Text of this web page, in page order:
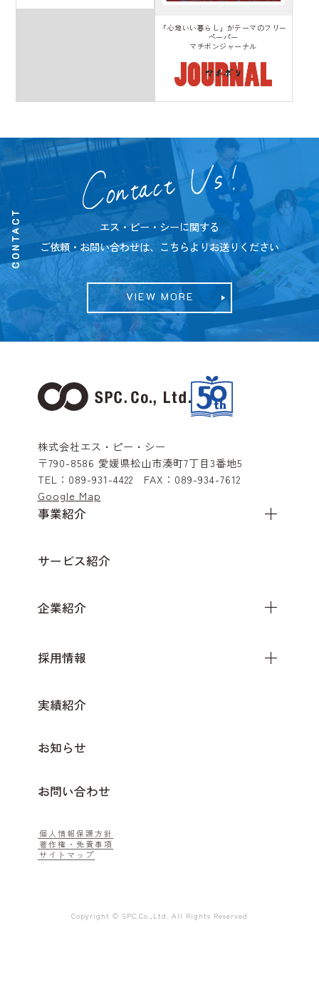
「心地いい暮らし」がテーマのフリー
ペーパー
マチボンジャーナル
CONTACT
エス・ピー・シーに関する
ご依頼・お問い合わせは、こちらよりお送りください
VIEW MORE
株式会社エス・ピー・シー
〒790-8586 愛媛県松山市湊町7丁目3番地5
TEL： 089-931-4422 FAX： 089-934-7612
Google Map
事業紹介
サービス紹介
企業紹介
採用情報
実績紹介
お知らせ
お問い合わせ
個人情報保護方針
著作権・免責事項
サイトマップ
Copyright © SPC.Co.,Ltd. All Rights Reserved